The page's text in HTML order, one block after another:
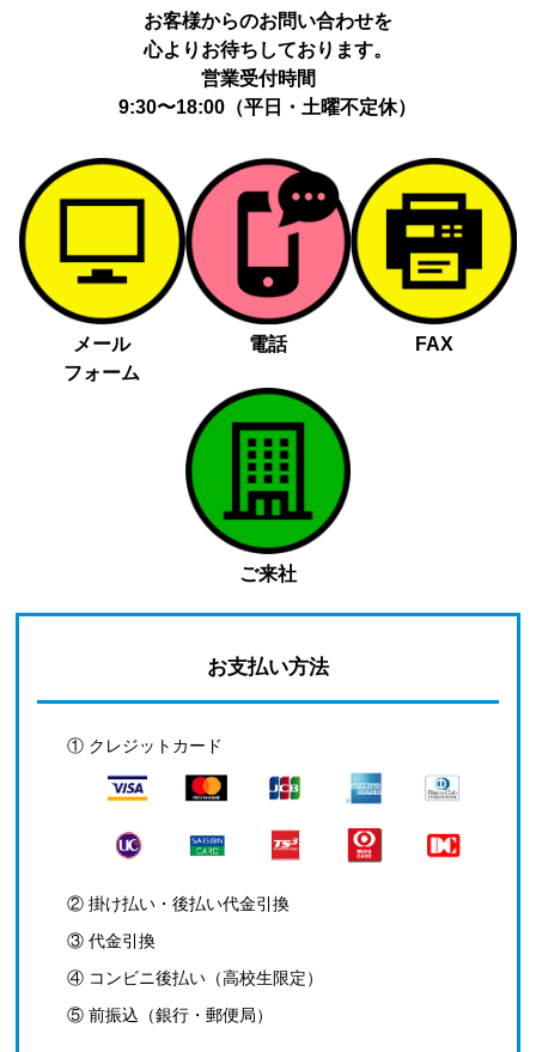
お客様からのお問い合わせを
心よりお待ちしております。
営業受付時間
9:30〜18:00（平日・土曜不定休）
メール
フォーム
電話 FAX
ご来社
お支払い方法
① クレジットカード
② 掛け払い・後払い代金引換
③ 代金引換
④ コンビニ後払い（高校生限定）
⑤ 前振込（銀行・郵便局）